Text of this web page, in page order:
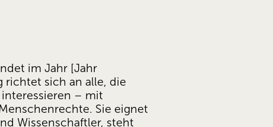
im Jahr [Jahr
richtet sich an alle, die
– mit
Sie eignet
Wissenschaftler, steht